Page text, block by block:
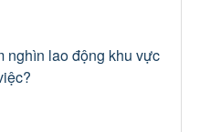
nghìn lao động khu vực